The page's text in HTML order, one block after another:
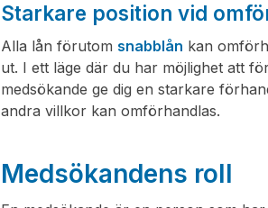
Starkare position vid
Alla lån förutomsnabblån kan
ut. I ett läge där du har möjlighet att
medsökande ge dig en starkare
andra villkor kan omförhandlas.
Medsökandens roll